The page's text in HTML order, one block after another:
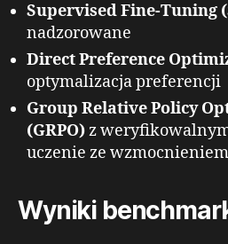
Supervised Fine-Tuning
nadzorowane
Direct Preference
optymalizacja preferencji
Group Relative Policy
(GRPO)z
uczenie ze wzmocnieniem
Wyniki